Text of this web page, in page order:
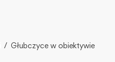
Głubczyce w obiektywie